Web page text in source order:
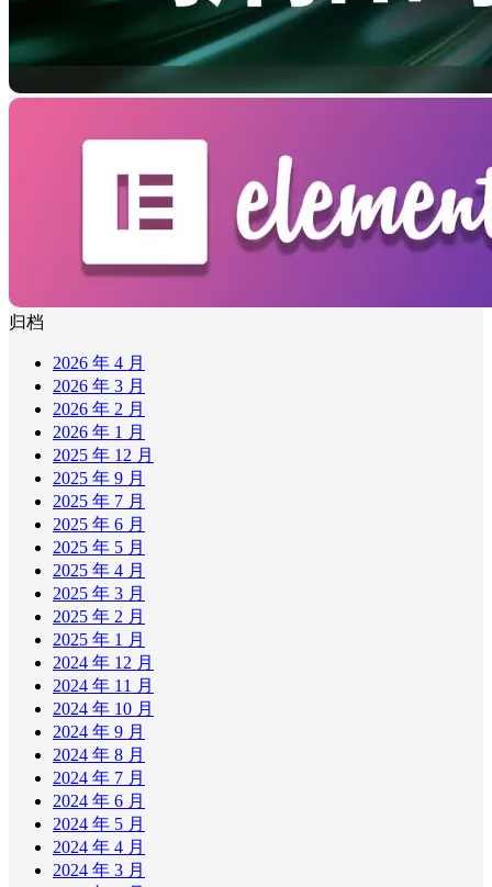
归档
2026 年 4 月
2026 年 3 月
2026 年 2 月
2026 年 1 月
2025 年 12 月
2025 年 9 月
2025 年 7 月
2025 年 6 月
2025 年 5 月
2025 年 4 月
2025 年 3 月
2025 年 2 月
2025 年 1 月
2024 年 12 月
2024 年 11 月
2024 年 10 月
2024 年 9 月
2024 年 8 月
2024 年 7 月
2024 年 6 月
2024 年 5 月
2024 年 4 月
2024 年 3 月